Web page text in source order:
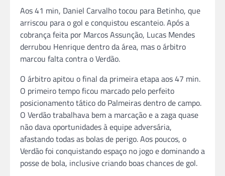
Aos 41 min, Daniel Carvalho tocou para Betinho, que
arriscou para o gol e conquistou escanteio. Após a
cobrança feita por Marcos Assunção, Lucas Mendes
derrubou Henrique dentro da área, mas o árbitro
marcou falta contra o Verdão.
O árbitro apitou o final da primeira etapa aos 47 min.
O primeiro tempo ficou marcado pelo perfeito
posicionamento tático do Palmeiras dentro de campo.
O Verdão trabalhava bem a marcação e a zaga quase
não dava oportunidades à equipe adversária,
afastando todas as bolas de perigo. Aos poucos, o
Verdão foi conquistando espaço no jogo e dominando a
posse de bola, inclusive criando boas chances de gol.